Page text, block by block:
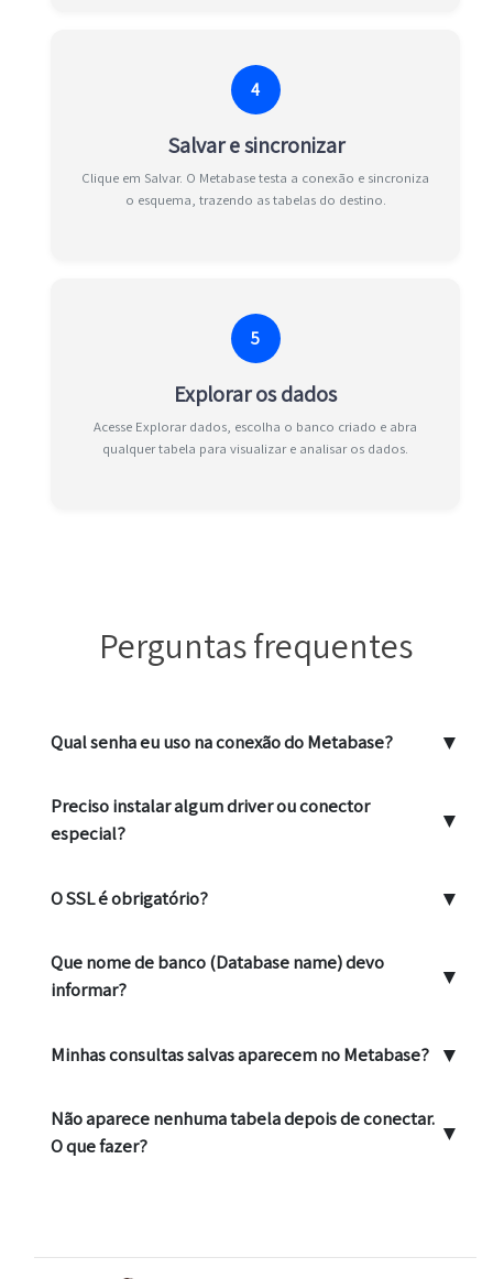
4
Salvar e sincronizar
Clique em Salvar. O Metabase testa a conexão e sincroniza
o esquema, trazendo as tabelas do destino.
5
Explorar os dados
Acesse Explorar dados, escolha o banco criado e abra
qualquer tabela para visualizar e analisar os dados.
Perguntas frequentes
Qual senha eu uso na conexão do Metabase? ▼
Preciso instalar algum driver ou conector
especial?
▼
O SSL é obrigatório? ▼
Que nome de banco (Database name) devo
informar?
▼
Minhas consultas salvas aparecem no Metabase? ▼
Não aparece nenhuma tabela depois de conectar.
O que fazer?
▼